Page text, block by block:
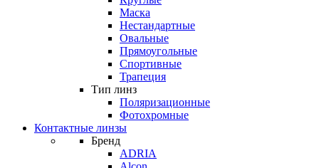
Маска
Нестандартные
Овальные
Прямоугольные
Спортивные
Трапеция
Тип линз
Поляризационные
Фотохромные
Контактные линзы
Бренд
ADRIA